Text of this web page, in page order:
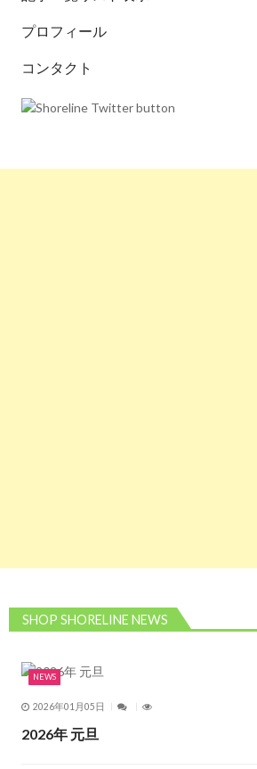
プロフィール
コンタクト
SHOP SHORELINE NEWS
NEWS
2026年01月05日
2026年 元旦